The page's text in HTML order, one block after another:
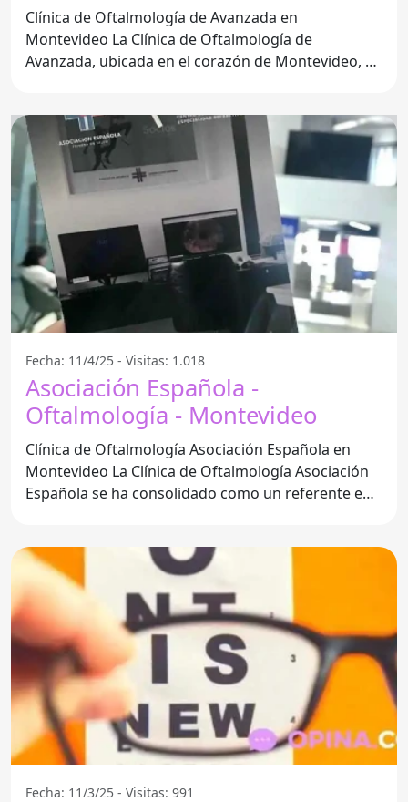
Clínica de Oftalmología de Avanzada en
Montevideo La Clínica de Oftalmología de
Avanzada, ubicada en el corazón de Montevideo, se
Fecha: 11/4/25 - Visitas: 1.018
Asociación Española -
Oftalmología - Montevideo
Clínica de Oftalmología Asociación Española en
Montevideo La Clínica de Oftalmología Asociación
Española se ha consolidado como un referente en
Fecha: 11/3/25 - Visitas: 991